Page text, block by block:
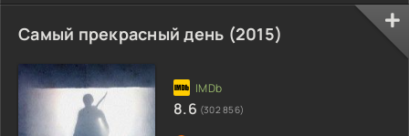
хорошо получалось. И вновь мальчику пришлось идти в новую
школу и снова оказаться новеньким. Мэнни решил на новый
класс произвести впечатление, чтобы и здесь героя
Самый прекрасный день (2015)
8.6 (302 856)